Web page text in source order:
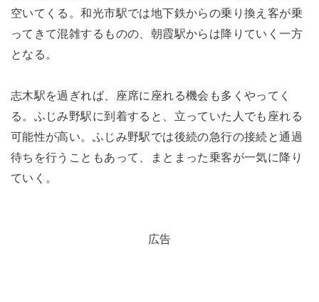
空いてくる。和光市駅では地下鉄からの乗り換え客が乗
ってきて混雑するものの、朝霞駅からは降りていく一方
となる。
志木駅を過ぎれば、座席に座れる機会も多くやってく
る。ふじみ野駅に到着すると、立っていた人でも座れる
可能性が高い。ふじみ野駅では後続の急行の接続と通過
待ちを行うこともあって、まとまった乗客が一気に降り
ていく。
広告